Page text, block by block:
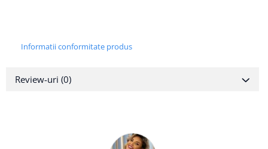
Informatii conformitate produs
Review-uri (0)